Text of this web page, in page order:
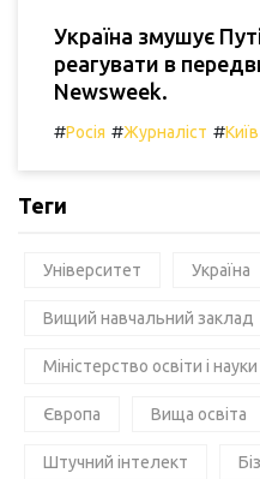
Україна змушує
реагувати в
Newsweek.
#Росія #Журналіст #Київ
Теги
Університет Україна
Вищий навчальний заклад
Міністерство освіти і
Європа Вища освіта
Штучний інтелект